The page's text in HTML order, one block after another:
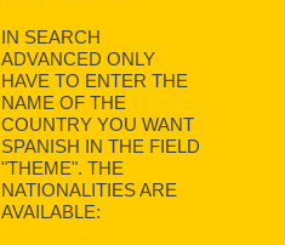
IN SEARCH
ADVANCED ONLY
HAVE TO ENTER THE
NAME OF THE
COUNTRY YOU WANT
SPANISH IN THE FIELD
"THEME". THE
NATIONALITIES ARE
AVAILABLE: